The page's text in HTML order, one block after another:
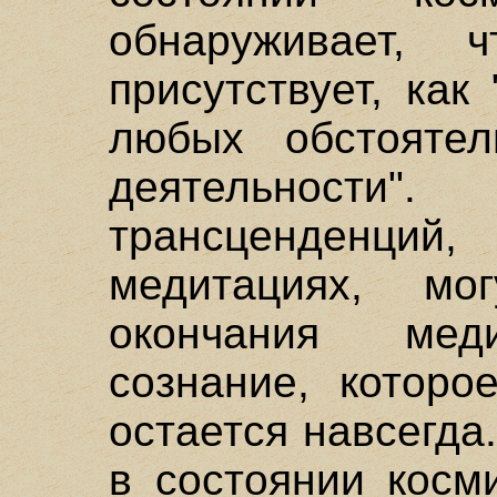
обнаруживает,
присутствует,
любых
медитациях,
окончания
сознание,
остается
в состоянии